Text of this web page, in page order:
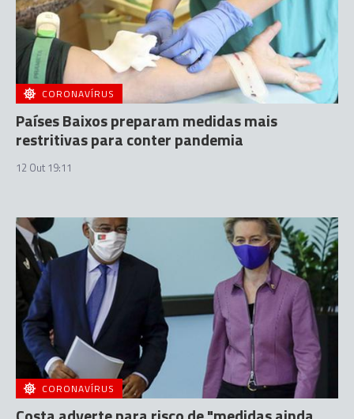
CORONAVÍRUS
Países Baixos preparam medidas mais
restritivas para conter pandemia
12 Out 19:11
CORONAVÍRUS